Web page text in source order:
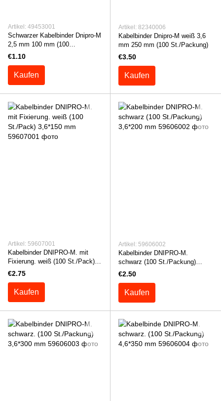
Artikel: 49453001
Schwarzer Kabelbinder Dnipro-M
2,5 mm 100 mm (100
St./Packung)
€1.10
Kaufen
Artikel: 82340006
Kabelbinder Dnipro-M weiß 3,6
mm 250 mm (100 St./Packung)
€3.50
Kaufen
Artikel: 59607001
Kabelbinder DNIPRO-M. mit
Fixierung. weiß (100 St./Pack)
3,6*150 mm
€2.75
Kaufen
Artikel: 59606002
Kabelbinder DNIPRO-M.
schwarz (100 St./Packung)
3,6*200 mm
€2.50
Kaufen